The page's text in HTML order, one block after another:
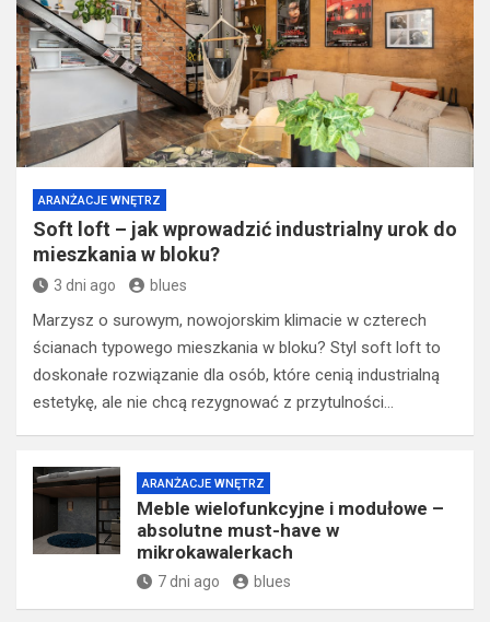
ARANŻACJE WNĘTRZ
Soft loft – jak wprowadzić industrialny urok do
mieszkania w bloku?
3 dni ago blues
Marzysz o surowym, nowojorskim klimacie w czterech
ścianach typowego mieszkania w bloku? Styl soft loft to
doskonałe rozwiązanie dla osób, które cenią industrialną
estetykę, ale nie chcą rezygnować z przytulności…
ARANŻACJE WNĘTRZ
Meble wielofunkcyjne i modułowe –
absolutne must-have w
mikrokawalerkach
7 dni ago blues